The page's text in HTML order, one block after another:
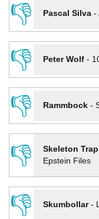
👎
Pascal Silva-
👎
Peter Wolf-
👎
Rammbock-
👎
Skeleton
Epstein Files
👎
Skumbollar-